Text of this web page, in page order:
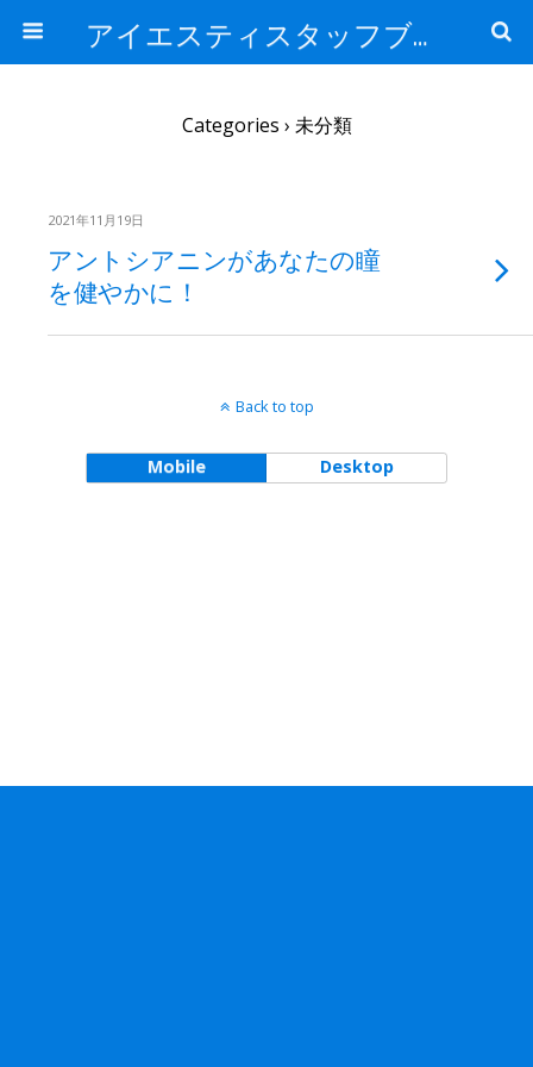
アイエスティスタッフブログ
Categories › 未分類
2021年11月19日
アントシアニンがあなたの瞳
を健やかに！
Back to top
Mobile Desktop